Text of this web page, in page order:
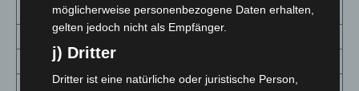
Ausbruch
Barsinghausen105
Burgdorf
61 428 158,6
möglicherweise personenbezogene Daten erhalten,
gelten jedoch nicht als Empfänger.
j) Dritter
Dritter ist eine natürliche oder juristische Person,